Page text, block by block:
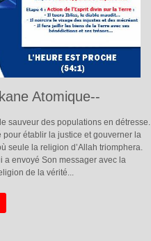
Atomique--
sauveur des populations en détresse.
pour établir la justice et gouverner la
seule la religion d’Allah triomphera.
a envoyé Son messager avec la
de la vérité...